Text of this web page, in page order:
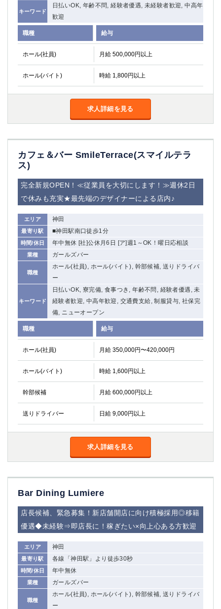
キーワード
日払いOK, 年齢不問, 経験者優遇, 未経験者歓迎, 中高年
歓迎
職種 給与
ホール(社員) 月給 500,000円以上
ホール(バイト) 時給 1,800円以上
求人詳細を見る
カフェ＆バー SmileTerrace(スマイルテラ
ス)
完全新規OPEN！≪従業員を大切にします！≫週休2日
で休みも充実★最先端のデザイナーによる店内♪
エリア 神田
最寄り駅 ■神田駅南口徒歩1分
時間/休日 年中無休 [社]公休月6日 [ア]週1～OK！曜日応相談
業種 ガールズバー
職種
ホール(社員), ホール(バイト), 幹部候補, 送りドライバ
ー
キーワード
日払いOK, 寮完備, 食事つき, 年齢不問, 経験者優遇, 未
経験者歓迎, 中高年歓迎, 交通費支給, 制服貸与, 社保完
備, ニューオープン
職種 給与
ホール(社員) 月給 350,000円〜420,000円
ホール(バイト) 時給 1,600円以上
幹部候補 月給 600,000円以上
送りドライバー 日給 9,000円以上
求人詳細を見る
Bar Dining Lumiere
店長候補、緊急募集！新店舗開店に向け積極採用◎移籍
優遇◆未経験⇒即店長に！稼ぎたい×向上心ある方歓迎
エリア 神田
最寄り駅 各線「神田駅」より徒歩30秒
時間/休日 年中無休
業種 ガールズバー
職種
ホール(社員), ホール(バイト), 幹部候補, 送りドライバ
ー
横須賀
桜木町
埼玉県
大宮
南越谷
所沢
熊谷
獨協大学前＜草加松原＞ 北浦和（西口）
川口
千葉県
成田
千葉
西船橋
佐倉
柏（東口）
茂原
松戸
八千代台
本八幡
東金
栃木県
宇都宮
小山
東武宇都宮（宇都宮西口）
茨城県
ひたち野うしく
高崎 館林
該当求人 0件 選択した内容で設定